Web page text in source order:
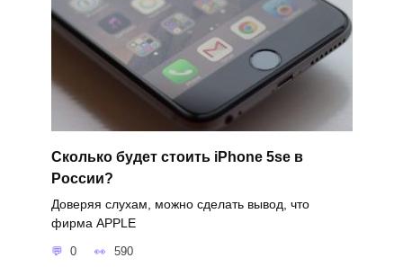
Сколько будет стоить iPhone 5se в
России?
Доверяя слухам, можно сделать вывод, что
фирма APPLE
0 590